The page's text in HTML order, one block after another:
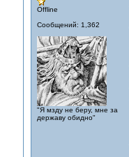
Offline
Сообщений: 1,362
"Я мзду не беру, мне за
державу обидно"